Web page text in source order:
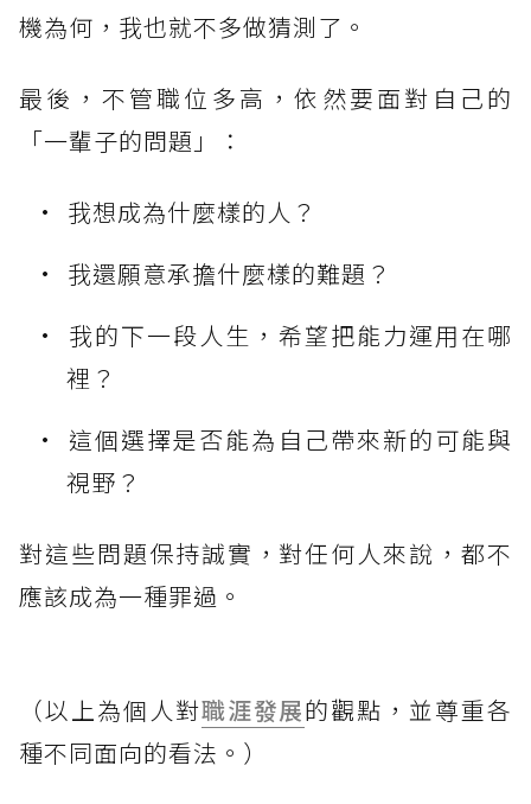
機為何，我也就不多做猜測了。
最後，不管職位多高，依然要面對自己的
「一輩子的問題」：
我想成為什麼樣的人？
我還願意承擔什麼樣的難題？
我的下一段人生，希望把能力運用在哪
裡？
這個選擇是否能為自己帶來新的可能與
視野？
對這些問題保持誠實，對任何人來說，都不
應該成為一種罪過。
（以上為個人對職涯發展的觀點，並尊重各
種不同面向的看法。）